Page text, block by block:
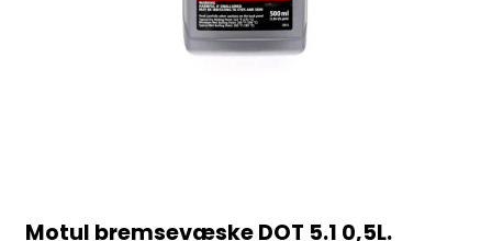
Motul bremsevæske DOT 5.1 0,5L.